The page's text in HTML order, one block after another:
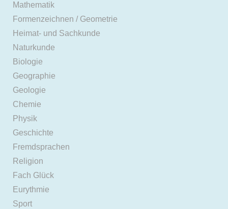
Mathematik
Formenzeichnen / Geometrie
Heimat- und Sachkunde
Naturkunde
Biologie
Geographie
Geologie
Chemie
Physik
Geschichte
Fremdsprachen
Religion
Fach Glück
Eurythmie
Sport